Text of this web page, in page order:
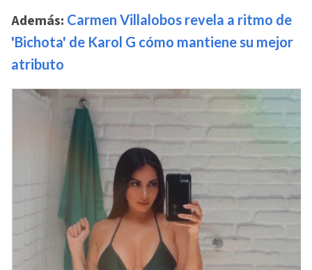
Además: Carmen Villalobos revela a ritmo de
'Bichota' de Karol G cómo mantiene su mejor
atributo